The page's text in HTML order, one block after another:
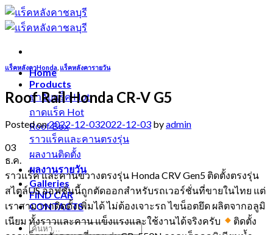
Skip
to
content
Home
Products
ขาจับแร็ค
ถาดแร็ค
Roof Box
ราวแร็คและคานตรงรุ่น
ผลงานติดตั้ง
ผลงานรายวัน
Galleries
FIND CAR
CONTACTS
แร็คหลังคาHonda แร็คหลังคารายวัน
Roof Rail Honda CR-V G5
Posted on2022-12-032022-12-03 byadmin
03
ธ.ค.
ราวแร็ค และคานขวางตรงรุ่น Honda CRV Gen5 ติดตั้งตรงรุ่น
สไตล์US ออฟชั่นนี้ถูกตัดออกสำหรับรถเวอร์ชั่นที่ขายในไทย แต่
เราสามารถติดตั้งเพิ่มได้ ไม่ต้องเจาะรถ ไขน็อตยึด ผลิตจากอลูมิ
เนียม ทั้งราวและคาน แข็งแรงและใช้งานได้จริงครับ
ติดตั้ง